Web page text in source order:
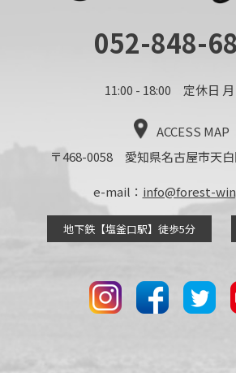
052-848-
11:00 - 18:00 定休日
ACCESS MAP
〒468-0058 愛知県名古屋市天
e-mail： info@forest-
地下鉄【塩釜口駅】徒歩5分